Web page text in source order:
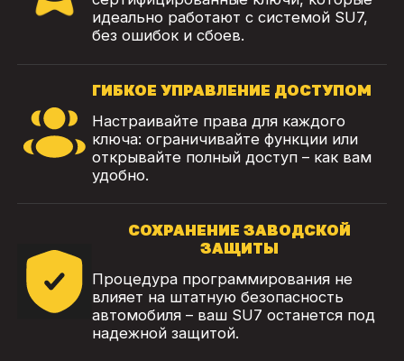
идеально работают с системой SU7,
без ошибок и сбоев.
ГИБКОЕ УПРАВЛЕНИЕ ДОСТУПОМ
Настраивайте права для каждого
ключа: ограничивайте функции или
открывайте полный доступ – как вам
удобно.
СОХРАНЕНИЕ ЗАВОДСКОЙ
ЗАЩИТЫ
Процедура программирования не
влияет на штатную безопасность
автомобиля – ваш SU7 останется под
надежной защитой.